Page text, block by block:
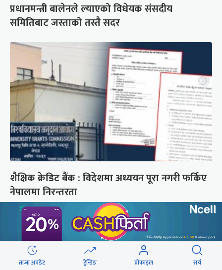
प्रधानमन्त्री बालेनले ल्याएको विधेयक संसदीय
समितिबाट जस्ताको तस्तै सदर
शैक्षिक क्रेडिट बैंक : विदेशमा अध्ययन पूरा नगरी फर्किए
नेपालमा निरन्तरता
छुटाउनुभयो कि ?
संसद्लाई टेर्दैनन् प्रधानमन्त्री, लाचार
छन् सभामुख
ताजा अपडेट ट्रेन्डिङ प्रोफाइल सर्च